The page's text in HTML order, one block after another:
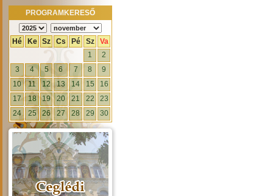
PROGRAMKERESŐ
Hé Ke Sz Cs Pé Sz
Va
1
2
3
4 5 6 7 8
9
10
11 12 13 14 15
16
17
18 19 20 21 22
23
24
25 26 27 28 29 30